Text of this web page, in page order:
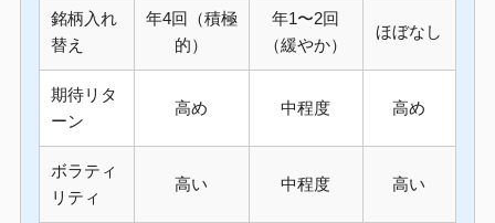
銘柄入れ
替え
年4回（積極
的）
年1〜2回
（緩やか）
ほぼなし
期待リタ
ーン
高め 中程度 高め
ボラティ
リティ
高い 中程度 高い